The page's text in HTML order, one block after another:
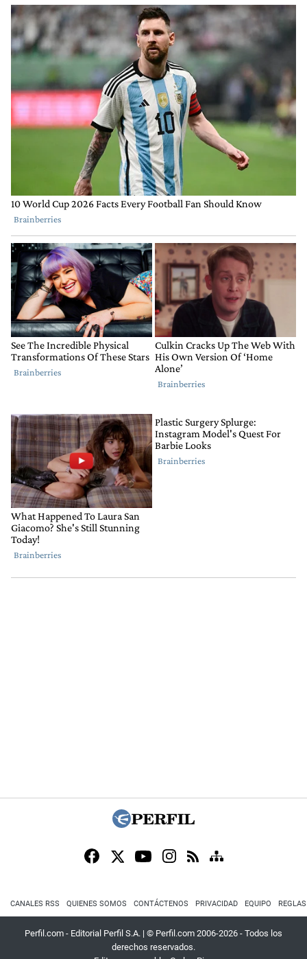
CANALES RSS QUIENES SOMOS CONTÁCTENOS PRIVACIDAD EQUIPO
Perfil.com - Editorial Perfil S.A. | © Perfil.com 2006-2026 - Todos los
derechos reservados.